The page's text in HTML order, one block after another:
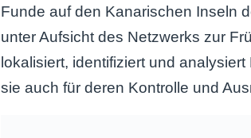
Funde auf den Kanarischen Inseln
unter Aufsicht des Netzwerks zur
lokalisiert, identifiziert und
sie auch für deren Kontrolle und